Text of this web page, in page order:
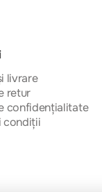
livrare
retur
confidențialitate
condiții